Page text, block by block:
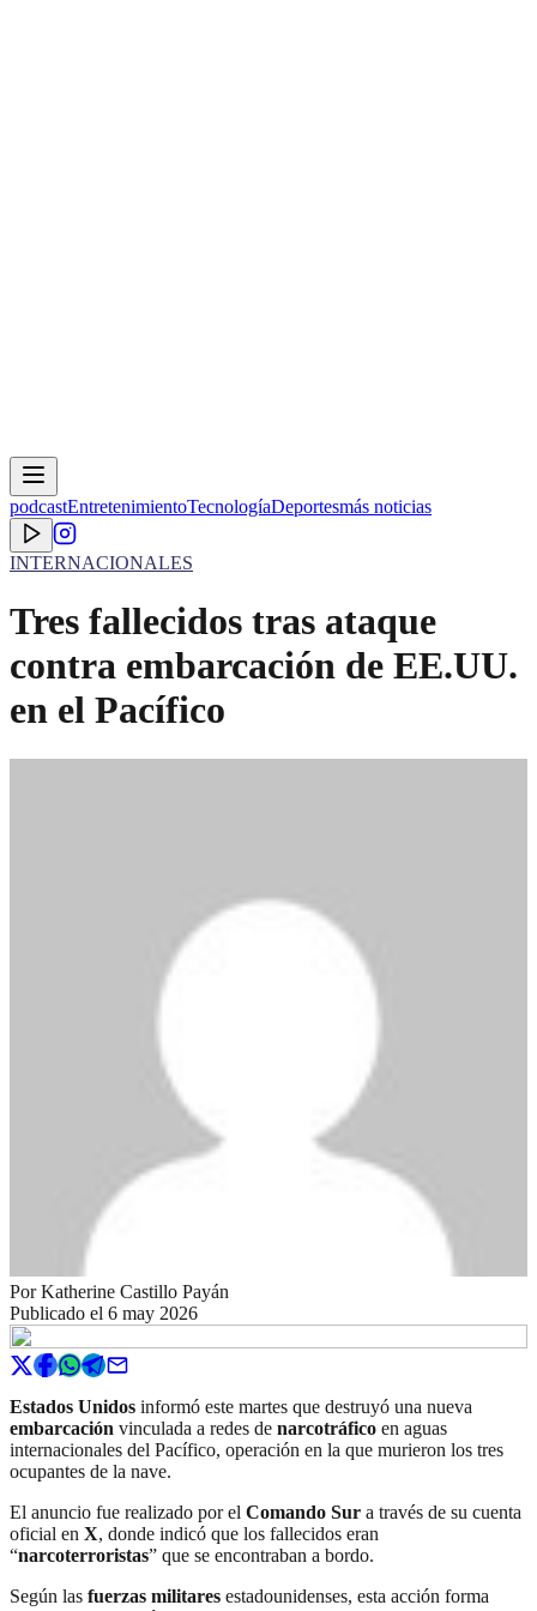
podcastEntretenimientoTecnologíaDeportesmás noticias
INTERNACIONALES
Tres fallecidos tras ataque
contra embarcación de EE.UU.
en el Pacífico
PorKatherine Castillo Payán
Publicado el 6 may 2026
Estados Unidos informó este martes que destruyó una nueva
embarcación vinculada a redes de narcotráfico en aguas
internacionales del Pacífico, operación en la que murieron los tres
ocupantes de la nave.
El anuncio fue realizado por el Comando Sur a través de su cuenta
oficial en X, donde indicó que los fallecidos eran
“narcoterroristas” que se encontraban a bordo.
Según las fuerzas militares estadounidenses, esta acción forma